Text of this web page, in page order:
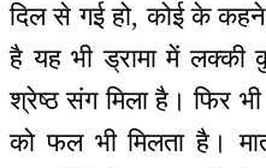
दिल से गई हो, कोई के
है यह भी ड्रामा में लक्की
श्रेष्ठ संग मिला है। फिर भी
को फल भी मिलता है।